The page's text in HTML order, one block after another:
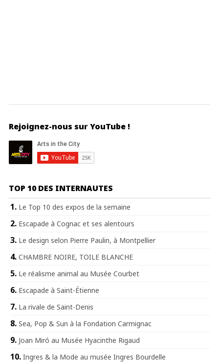
Rejoignez-nous sur YouTube !
TOP 10 DES INTERNAUTES
Le Top 10 des expos de la semaine
Escapade à Cognac et ses alentours
Le design selon Pierre Paulin, à Montpellier
CHAMBRE NOIRE, TOILE BLANCHE
Le réalisme animal au Musée Courbet
Escapade à Saint-Étienne
La rivale de Saint-Denis
Sea, Pop & Sun à la Fondation Carmignac
Joan Miró au Musée Hyacinthe Rigaud
Ingres & la Mode au musée Ingres Bourdelle